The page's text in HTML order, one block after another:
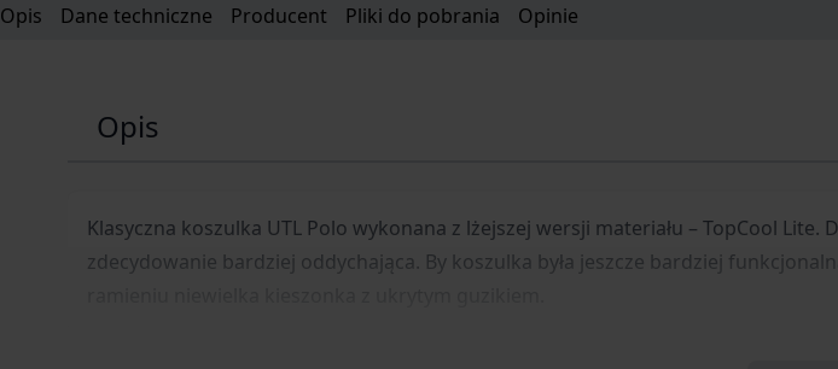
Opis Dane techniczne Producent Pliki do pobrania Opinie
Opis
Klasyczna koszulka UTL Polo wykonana z lżejszej wersji materiału – TopCool
zdecydowanie bardziej oddychająca. By koszulka była jeszcze bardziej